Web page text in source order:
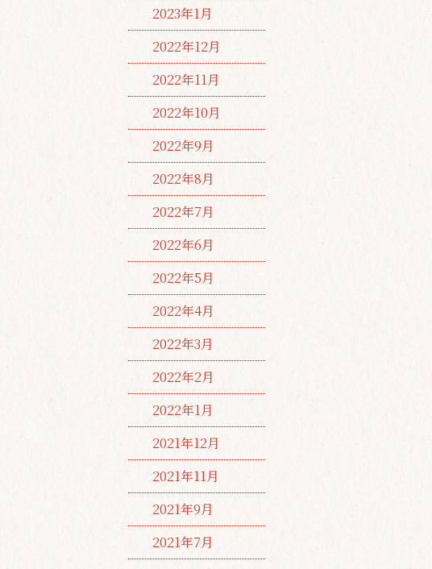
2023年1月
2022年12月
2022年11月
2022年10月
2022年9月
2022年8月
2022年7月
2022年6月
2022年5月
2022年4月
2022年3月
2022年2月
2022年1月
2021年12月
2021年11月
2021年9月
2021年7月